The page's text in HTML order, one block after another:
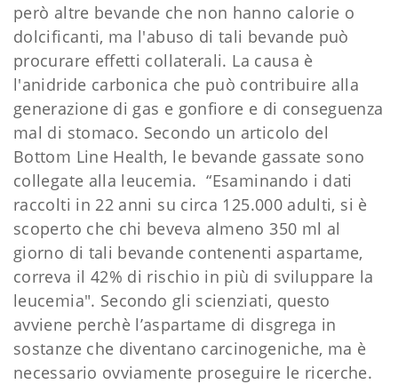
però altre bevande che non hanno calorie o
dolcificanti, ma l'abuso di tali bevande può
procurare effetti collaterali. La causa è
l'anidride carbonica che può contribuire alla
generazione di gas e gonfiore e di conseguenza
mal di stomaco. Secondo un articolo del
Bottom Line Health, le bevande gassate sono
collegate alla leucemia. “Esaminando i dati
raccolti in 22 anni su circa 125.000 adulti, si è
scoperto che chi beveva almeno 350 ml al
giorno di tali bevande contenenti aspartame,
correva il 42% di rischio in più di sviluppare la
leucemia". Secondo gli scienziati, questo
avviene perchè l’aspartame di disgrega in
sostanze che diventano carcinogeniche, ma è
necessario ovviamente proseguire le ricerche.